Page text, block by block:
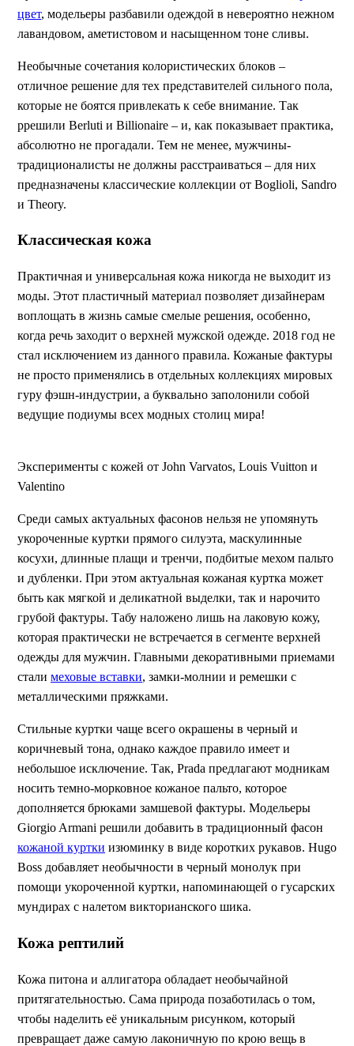
цвет, модельеры разбавили одеждой в невероятно нежном
лавандовом, аметистовом и насыщенном тоне сливы.
Необычные сочетания колористических блоков –
отличное решение для тех представителей сильного пола,
которые не боятся привлекать к себе внимание. Так
ррешили Berluti и Billionaire – и, как показывает практика,
абсолютно не прогадали. Тем не менее, мужчины-
традиционалисты не должны расстраиваться – для них
предназначены классические коллекции от Boglioli, Sandro
и Theory.
Классическая кожа
Практичная и универсальная кожа никогда не выходит из
моды. Этот пластичный материал позволяет дизайнерам
воплощать в жизнь самые смелые решения, особенно,
когда речь заходит о верхней мужской одежде. 2018 год не
стал исключением из данного правила. Кожаные фактуры
не просто применялись в отдельных коллекциях мировых
гуру фэшн-индустрии, а буквально заполонили собой
ведущие подиумы всех модных столиц мира!
Эксперименты с кожей от John Varvatos, Louis Vuitton и
Valentino
Среди самых актуальных фасонов нельзя не упомянуть
укороченные куртки прямого силуэта, маскулинные
косухи, длинные плащи и тренчи, подбитые мехом пальто
и дубленки. При этом актуальная кожаная куртка может
быть как мягкой и деликатной выделки, так и нарочито
грубой фактуры. Табу наложено лишь на лаковую кожу,
которая практически не встречается в сегменте верхней
одежды для мужчин. Главными декоративными приемами
стали меховые вставки, замки-молнии и ремешки с
металлическими пряжками.
Стильные куртки чаще всего окрашены в черный и
коричневый тона, однако каждое правило имеет и
небольшое исключение. Так, Prada предлагают модникам
носить темно-морковное кожаное пальто, которое
дополняется брюками замшевой фактуры. Модельеры
Giorgio Armani решили добавить в традиционный фасон
кожаной куртки изюминку в виде коротких рукавов. Hugo
Boss добавляет необычности в черный монолук при
помощи укороченной куртки, напоминающей о гусарских
мундирах с налетом викторианского шика.
Кожа рептилий
Кожа питона и аллигатора обладает необычайной
притягательностью. Сама природа позаботилась о том,
чтобы наделить её уникальным рисунком, который
превращает даже самую лаконичную по крою вещь в